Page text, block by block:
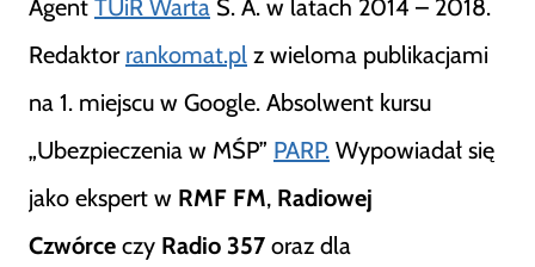
Agent TUiR Warta S. A. w latach 2014 – 2018.
Redaktor rankomat.pl z wieloma publikacjami
na 1. miejscu w Google. Absolwent kursu
„Ubezpieczenia w MŚP” PARP. Wypowiadał się
jako ekspert w RMF FM, Radiowej
Czwórce czy Radio 357 oraz dla